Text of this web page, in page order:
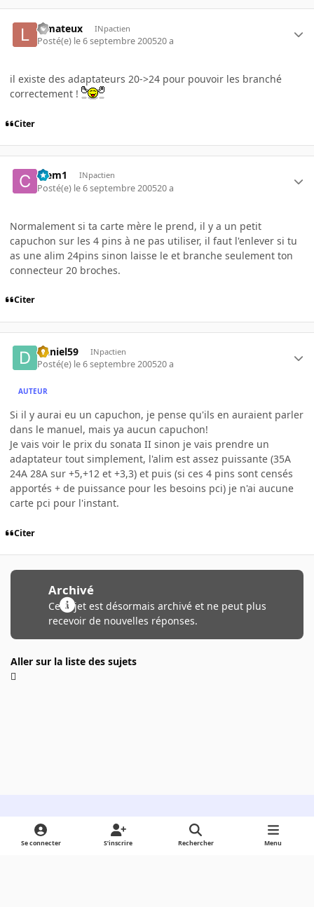
lemateux INpactien
Posté(e) le 6 septembre 200520 a
il existe des adaptateurs 20->24 pour pouvoir les branché
correctement !
Citer
Clem1 INpactien
Posté(e) le 6 septembre 200520 a
Normalement si ta carte mère le prend, il y a un petit
capuchon sur les 4 pins à ne pas utiliser, il faut l'enlever si tu
as une alim 24pins sinon laisse le et branche seulement ton
connecteur 20 broches.
Citer
Daniel59 INpactien
Posté(e) le 6 septembre 200520 a
AUTEUR
Si il y aurai eu un capuchon, je pense qu'ils en auraient parler
dans le manuel, mais ya aucun capuchon!
Je vais voir le prix du sonata II sinon je vais prendre un
adaptateur tout simplement, l'alim est assez puissante (35A
24A 28A sur +5,+12 et +3,3) et puis (si ces 4 pins sont censés
apportés + de puissance pour les besoins pci) je n'ai aucune
carte pci pour l'instant.
Citer
Archivé
Ce sujet est désormais archivé et ne peut plus
recevoir de nouvelles réponses.
Aller sur la liste des sujets
Light ModeDark ModeSystem Preference
Se connecter S’inscrire Rechercher Menu